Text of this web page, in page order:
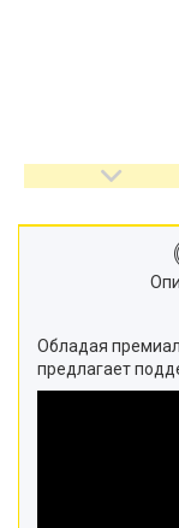
Обладая
предлагает